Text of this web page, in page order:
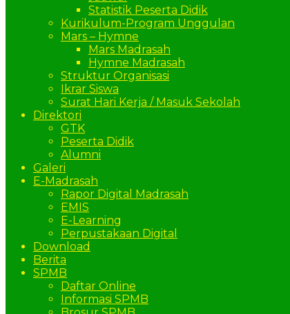
Statistik Peserta Didik
Kurikulum-Program Unggulan
Mars – Hymne
Mars Madrasah
Hymne Madrasah
Struktur Organisasi
Ikrar Siswa
Surat Hari Kerja / Masuk Sekolah
Direktori
GTK
Peserta Didik
Alumni
Galeri
E-Madrasah
Rapor Digital Madrasah
EMIS
E-Learning
Perpustakaan Digital
Download
Berita
SPMB
Daftar Online
Informasi SPMB